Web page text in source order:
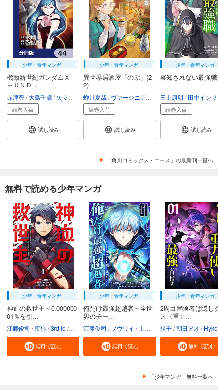
少年・青年マンガ
機動新世紀ガンダムＸ
～ＵＮＤ...
赤津豊 大島千歳 矢立肇・富野由悠季
続巻入荷
試し読み
少年・青年マンガ
異世界居酒屋「のぶ」(2
2)
蝉川夏哉 ヴァージニア二等兵 転
続巻入荷
試し読み
少年・青年マンガ
察知されない最強
三上康明 田中インサイ
続巻入荷
試し読み
「角川コミックス・エース」の最新刊一覧へ
無料で読める少年マンガ
少年・青年マンガ
神血の救世主～0.000000
01％を引...
江藤俊司 疾狼 3rd Ie Studio No.9
無料で読む
少年・青年マンガ
俺だけ最強超越者～全世
界のチー...
江藤俊司 フウワイ 土田健太 3rd Ie maruco
無料で読む
少年・青年マンガ
2周目冒険者は隠し
ス〈重力...
猫子 朝日アオ
無料で読む
「少年マンガ」無料一覧へ